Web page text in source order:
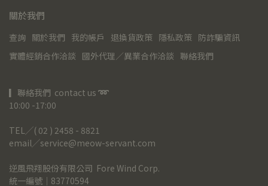
關於我們
查詢 關於我們 我的帳戶 退換貨政策 隱私政策 防詐騙資訊
實體經銷合作洽談 國外代理／異業合作洽談 聯絡我們
▎聯絡我們  contact us ➿
10:00 -17:00
TEL╱( 02 ) 2458 - 8821
email╱service@meow-servant.com
逆風飛翔股份有限公司  Fore Wind Corp.
統一編號｜83770594